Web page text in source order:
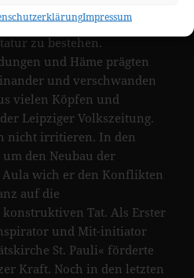
Impressum
hatte er unter den
zu bestehen.
und Häme prägten
und verschwanden
vielen Köpfen und
Leipziger Volkszeitung.
nicht irritieren. In den
den Neubau der
wich er den Konflikten
auf die
Tat. Als Erster
und Mit-initiator
St. Pauli« förderte
Kraft. Noch in den letzten